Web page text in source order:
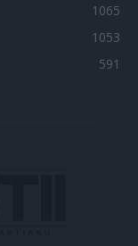
1065
1053
591